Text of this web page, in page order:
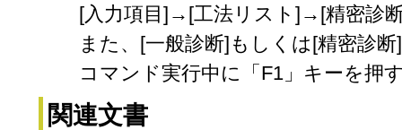
[入力項目]→[工法リスト]→[精密診
また、[一般診断]もしくは[精密診
コマンド実行中に「F1」キーを押
関連文書